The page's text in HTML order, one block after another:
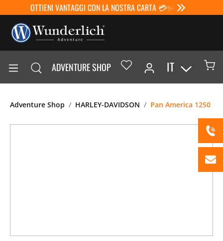
OTTIENI VANTAGGI CON LA NOSTRA CARTA 💳✨
ADVENTURE SHOP IT
Adventure Shop HARLEY-DAVIDSON Pan America 1250